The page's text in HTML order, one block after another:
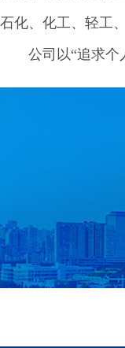
石化、化工、轻工
公司以“追求